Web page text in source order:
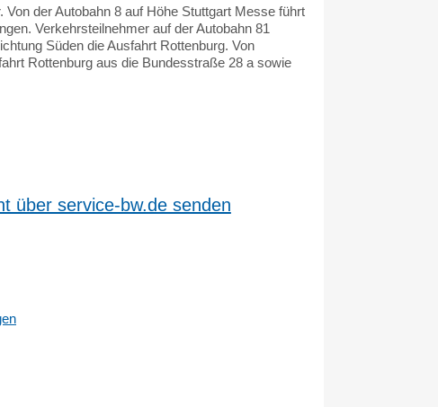
der Autobahn 8 auf Höhe Stuttgart Messe führt
Verkehrsteilnehmer auf der Autobahn 81
Süden die Ausfahrt Rottenburg. Von
Rottenburg aus die Bundesstraße 28 a sowie
über service-bw.de senden